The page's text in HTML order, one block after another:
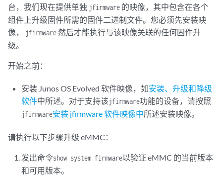
台，我们现在提供单独 jfirmware 的映像，其中包含在各个
组件上升级固件所需的固件二进制文件。您必须先安装映
像，
jfirmware然后才能执行与该映像关联的任何固件升
级。
开始之前：
安装 Junos OS Evolved 软件映像，如安装、升级和降级
软件中所述。对于支持该jfirmware功能的设备，请按照
jfirmware安装 jfirmware 软件映像中所述安装映像。
请执行以下步骤升级 eMMC：
发出命令show system firmware以验证 eMMC 的当前版本
和可用版本。